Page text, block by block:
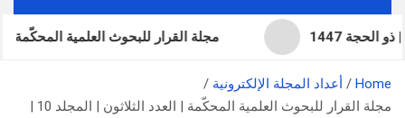
مجلة القرار للبحوث العلمية المحكّمة |
Home
أعداد المجلة الإلكترونية
مجلة القرار للبحوث العلمية المحكّمة | العدد الثلاثون | المجلد 10 |